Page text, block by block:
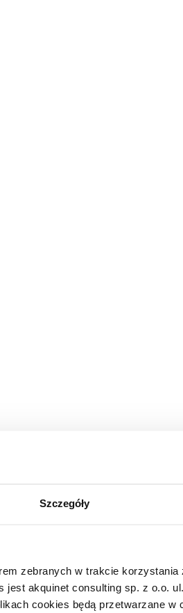
Szczegóły
zebranych w trakcie
akquinet consulting sp. z o.o.
cookies będą przetwarzane w
systemów IT.
IT
do chmury
firm